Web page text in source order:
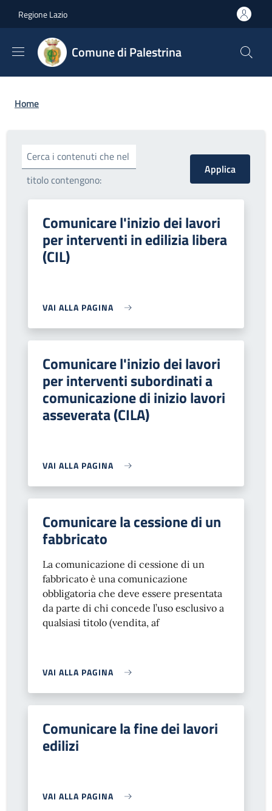
Regione Lazio
Comune di Palestrina
Briciole di pane
Home
Cerca i contenuti che nel
titolo contengono:
Comunicare l'inizio dei lavori
per interventi in edilizia libera
(CIL)
VAI ALLA PAGINA
Comunicare l'inizio dei lavori
per interventi subordinati a
comunicazione di inizio lavori
asseverata (CILA)
VAI ALLA PAGINA
Comunicare la cessione di un
fabbricato
La comunicazione di cessione di un
fabbricato è una comunicazione
obbligatoria che deve essere presentata
da parte di chi concede l’uso esclusivo a
qualsiasi titolo (vendita, af
VAI ALLA PAGINA
Comunicare la fine dei lavori
edilizi
VAI ALLA PAGINA